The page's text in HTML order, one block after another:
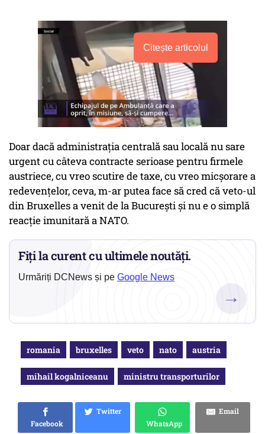
Citește articolul
Doar dacă administrația centrală sau locală nu sare
urgent cu câteva contracte serioase pentru firmele
austriece, cu vreo scutire de taxe, cu vreo micșorare a
redevențelor, ceva, m-ar putea face să cred că veto-ul
din Bruxelles a venit de la București și nu e o simplă
reacție imunitară a NATO.
Fiți la curent cu ultimele noutăți.
Urmăriți DCNews și pe Google News
→
romania bruxelles veto nato austria
mihail kogalniceanu ministru transporturilor
Facebook
Twitter
WhatsApp
Email